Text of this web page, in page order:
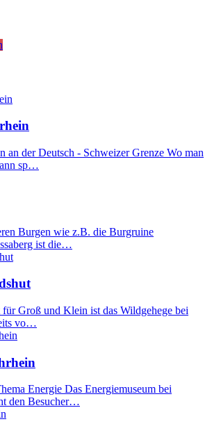
an der Deutsch - Schweizer Grenze Wo man
sp…
Burgen wie z.B. die Burgruine
ist die…
Groß und Klein ist das Wildgehege bei
vo…
Energie Das Energiemuseum bei
den Besucher…